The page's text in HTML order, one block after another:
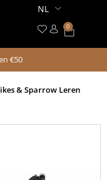
0
€50
& Sparrow Leren